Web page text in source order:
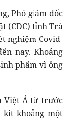
Phó giám đốc
(CDC) tỉnh Trà
nghiệm Covid-
nay. Khoảng
phẩm vì ông
Việt Á từ trước
kit khoảng một